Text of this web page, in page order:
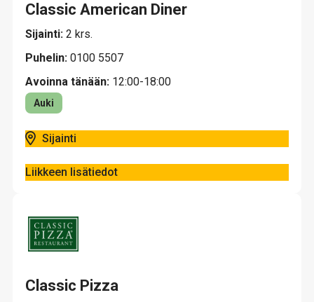
Classic American Diner
Sijainti: 2 krs.
Puhelin: 0100 5507
Avoinna tänään: 12:00-18:00
Auki
Sijainti
Liikkeen lisätiedot
Classic Pizza